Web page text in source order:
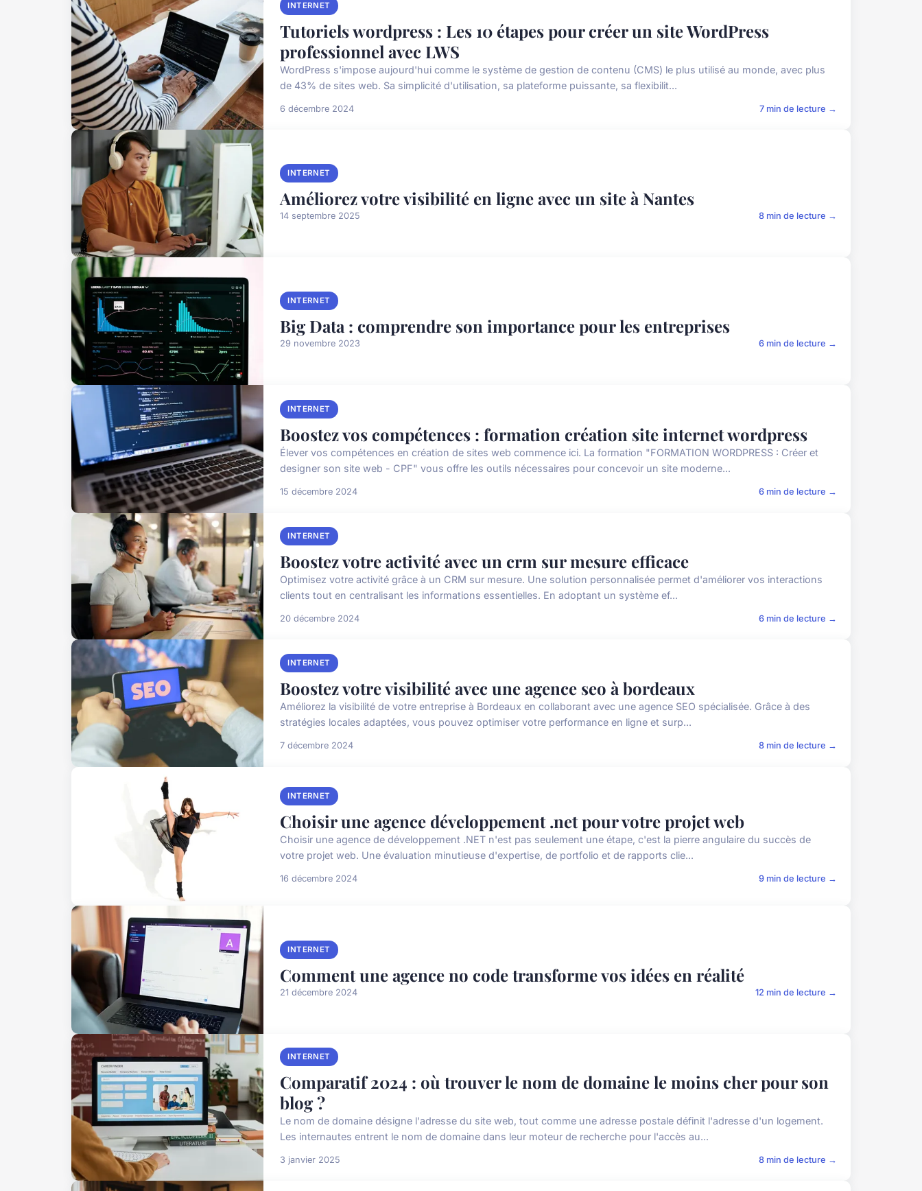
INTERNET
Tutoriels wordpress : Les 10 étapes pour créer un site WordPress
professionnel avec LWS
WordPress s'impose aujourd'hui comme le système de gestion de contenu (CMS) le plus utilisé au monde, avec plus
de 43% de sites web. Sa simplicité d'utilisation, sa plateforme puissante, sa flexibilit...
6 décembre 2024 7 min de lecture →
INTERNET
Améliorez votre visibilité en ligne avec un site à Nantes
14 septembre 2025 8 min de lecture →
INTERNET
Big Data : comprendre son importance pour les entreprises
29 novembre 2023 6 min de lecture →
INTERNET
Boostez vos compétences : formation création site internet wordpress
Élever vos compétences en création de sites web commence ici. La formation "FORMATION WORDPRESS : Créer et
designer son site web - CPF" vous offre les outils nécessaires pour concevoir un site moderne...
15 décembre 2024 6 min de lecture →
INTERNET
Boostez votre activité avec un crm sur mesure efficace
Optimisez votre activité grâce à un CRM sur mesure. Une solution personnalisée permet d'améliorer vos interactions
clients tout en centralisant les informations essentielles. En adoptant un système ef...
20 décembre 2024 6 min de lecture →
INTERNET
Boostez votre visibilité avec une agence seo à bordeaux
Améliorez la visibilité de votre entreprise à Bordeaux en collaborant avec une agence SEO spécialisée. Grâce à des
stratégies locales adaptées, vous pouvez optimiser votre performance en ligne et surp...
7 décembre 2024 8 min de lecture →
INTERNET
Choisir une agence développement .net pour votre projet web
Choisir une agence de développement .NET n'est pas seulement une étape, c'est la pierre angulaire du succès de
votre projet web. Une évaluation minutieuse d'expertise, de portfolio et de rapports clie...
16 décembre 2024 9 min de lecture →
INTERNET
Comment une agence no code transforme vos idées en réalité
21 décembre 2024 12 min de lecture →
INTERNET
Comparatif 2024 : où trouver le nom de domaine le moins cher pour son
blog ?
Le nom de domaine désigne l'adresse du site web, tout comme une adresse postale définit l'adresse d'un logement.
Les internautes entrent le nom de domaine dans leur moteur de recherche pour l'accès au...
3 janvier 2025 8 min de lecture →